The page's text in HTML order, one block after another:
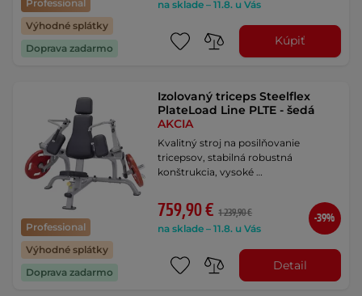
Professional
Výhodné splátky
Doprava zadarmo
na sklade – 11.8. u Vás
Kúpiť
Professional
Výhodné splátky
Doprava zadarmo
Izolovaný triceps Steelflex
PlateLoad Line PLTE - šedá
AKCIA
Kvalitný stroj na posilňovanie
tricepsov, stabilná robustná
konštrukcia, vysoké …
759,90 € 1 239,90 €
na sklade – 11.8. u Vás
-39%
Detail